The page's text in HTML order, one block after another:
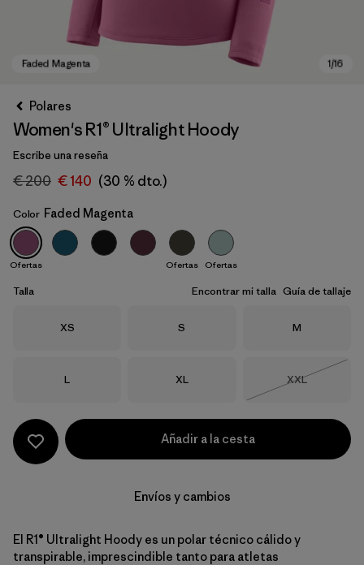
Faded Magenta
Polares
Women's R1® Ultralight Hoody
Escribe una reseña
€ 200 € 140 (30 % dto.)
Color Faded Magenta
Ofertas Ofertas Ofertas
Talla Encontrar mi talla Guía de tallaje
Talla
XS Talla
S Talla
M
Talla
L Talla
XL Talla
XXL
Añadir a la cesta
Envíos y cambios
El R1® Ultralight Hoody es un polar técnico cálido y
transpirable, imprescindible tanto para atletas